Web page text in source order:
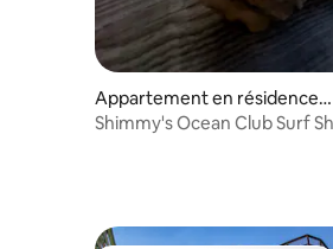
Appartement en résidence ⋅
Salter Path
Shimmy's Ocean Club Surf